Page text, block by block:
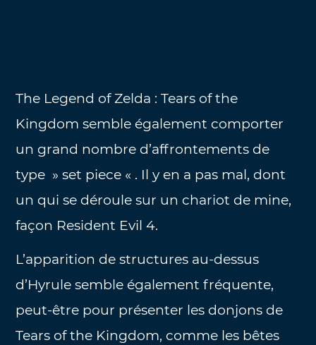
The Legend of Zelda : Tears of the
Kingdom semble également comporter
un grand nombre d’affrontements de
type » set piece « . Il y en a pas mal, dont
un qui se déroule sur un chariot de mine,
façon Resident Evil 4.
L’apparition de structures au-dessus
d’Hyrule semble également fréquente,
peut-être pour présenter les donjons de
Tears of the Kingdom, comme les bêtes